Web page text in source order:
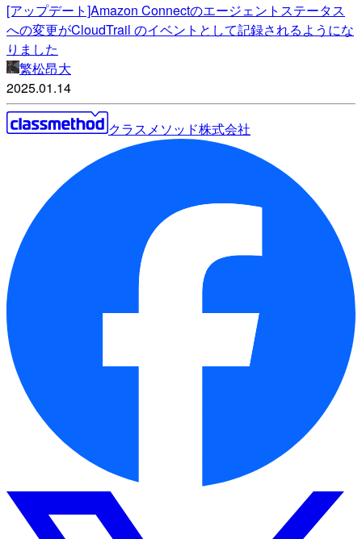
[アップデート]Amazon Connectのエージェントステータス
への変更がCloudTrail のイベントとして記録されるようにな
りました
繁松昂大
2025.01.14
クラスメソッド株式会社